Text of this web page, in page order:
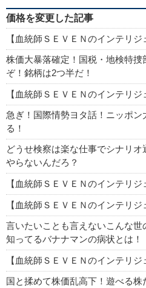
価格を変更した記事
【血統師ＳＥＶＥＮのインテリジ
株価大暴落確定！国税・地検特捜
ぞ！銘柄は2つ半だ！
【血統師ＳＥＶＥＮのインテリジ
急ぎ！国際情勢ヨタ話！ニッポン
る！
どうせ検察は楽な仕事でシナリ
やらないんだろ？
【血統師ＳＥＶＥＮのインテリジ
【血統師ＳＥＶＥＮのインテリジ
言いたいことも言えないこんな
知ってるバナナマンの病状とは！
【血統師ＳＥＶＥＮのインテリジ
国と揉めて株価乱高下！遊べる